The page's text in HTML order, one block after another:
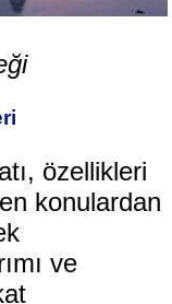
özellikleri
konulardan
ve